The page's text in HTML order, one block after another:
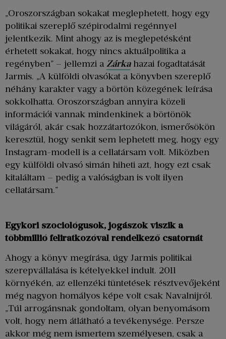
„Oroszországban sokakat meglephetett, hogy egy
politikai szereplő szépirodalmi regénnyel
jelentkezik. Mint ahogy az is meglepetésként
érhetett sokakat, hogy nincs aktuálpolitika a
regényben” – jellemzi a Zárkahazai fogadtatását
Jarmis. „A külföldi olvasókat a könyvben szereplő
néhány karakter vagy a börtön közegének leírása
sokkolhatta. Oroszországban annyira közeli
információi vannak mindenkinek a börtönök
világáról, akár csak hozzátartozókon, ismerősökön
keresztül, hogy senkit sem lephetett meg, hogy egy
Instagram-modell is a cellatársam volt. Miközben
egy külföldi olvasó simán hiheti azt, hogy ezt csak
kitaláltam – pedig a valóságban is volt ilyen
cellatársam.”
Egykori szociológusok, jogászok viszik a
többmillió feliratkozóval rendelkező csatornát
Ahogy a könyv megírása, úgy Jarmis politikai
szerepvállalása is kételyekkel indult. 2011
környékén, az ellenzéki tüntetések résztvevőjeként
még nagyon homályos képe volt csak Navalnijról.
„Túl arrogánsnak gondoltam, olyan benyomásom
volt, hogy nem átlátható a tevékenysége. Persze
akkor még nem ismertem személyesen, csak a